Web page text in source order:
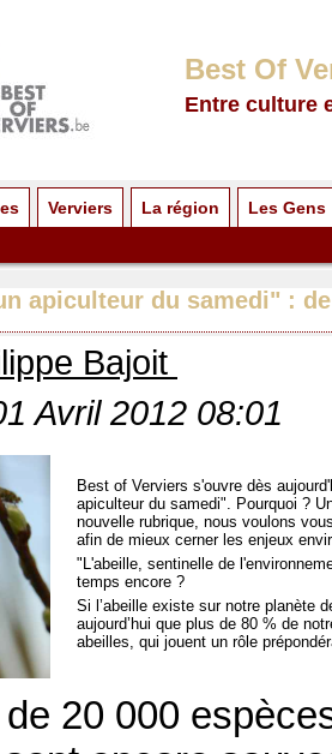
Best Of
Entre culture
Verviers La région Les Gens
apiculteur du samedi" :
Bajoit
Avril 2012 08:01
Best of Verviers s'ouvre dès
apiculteur du samedi". Pourquoi ?
nouvelle rubrique, nous voulons
afin de mieux cerner les enjeux
"L'abeille, sentinelle de
temps encore ?
Si l’abeille existe sur notre planète
aujourd’hui que plus de 80 % de
abeilles, qui jouent un rôle
20 000